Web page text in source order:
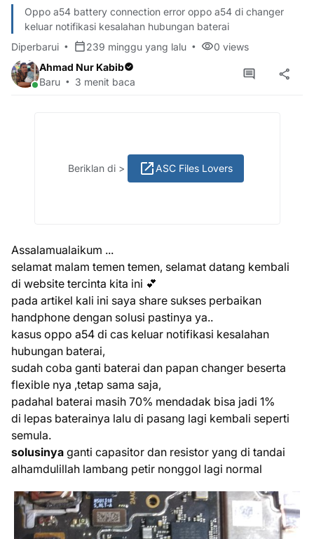
Oppo a54 battery connection error oppo a54 di changer
keluar notifikasi kesalahan hubungan baterai
Diperbarui
239 minggu yang lalu 0 views
Ahmad Nur Kabib
Baru
3 menit baca
Beriklan di > ASC Files Lovers
Assalamualaikum ...
selamat malam temen temen, selamat datang kembali
di website tercinta kita ini 💕
pada artikel kali ini saya share sukses perbaikan
handphone dengan solusi pastinya ya..
kasus oppo a54 di cas keluar notifikasi kesalahan
hubungan baterai,
sudah coba ganti baterai dan papan changer beserta
flexible nya ,tetap sama saja,
padahal baterai masih 70% mendadak bisa jadi 1%
di lepas baterainya lalu di pasang lagi kembali seperti
semula.
solusinya ganti capasitor dan resistor yang di tandai
alhamdulillah lambang petir nonggol lagi normal